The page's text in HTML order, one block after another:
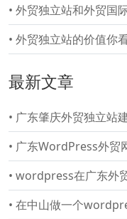
• 外贸独立站和外贸国
• 外贸独立站的价值你
最新文章
• 广东肇庆外贸独立站
• 广东WordPress外贸
• wordpress在广东外
• 在中山做一个